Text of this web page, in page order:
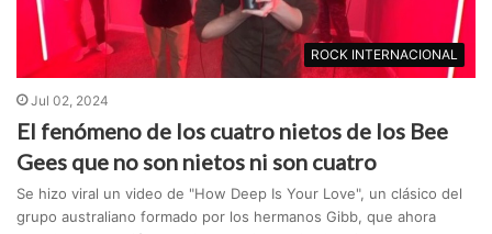
ROCK INTERNACIONAL
Jul 02, 2024
El fenómeno de los cuatro nietos de los Bee
Gees que no son nietos ni son cuatro
Se hizo viral un video de "How Deep Is Your Love", un clásico del
grupo australiano formado por los hermanos Gibb, que ahora